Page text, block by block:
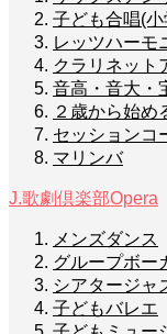
子ども合唱(
レッツハーモ
クラリネット
音高・音大・
２歳から始め
セッションコ
マリンバ
J.歌劇倶楽部Opera
メンズダンス
グループボー
シアタージャ
子どもバレエ